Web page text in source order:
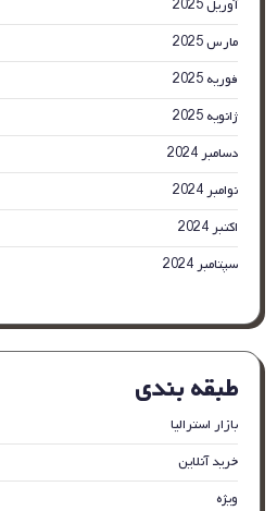
استودیو
آوریل 2025
مارس 2025
فوریه 2025
ژانویه 2025
دسامبر 2024
نوامبر 2024
اکتبر 2024
سپتامبر 2024
طبقه بندی
بازار استرالیا
خرید آنلاین
ویژه